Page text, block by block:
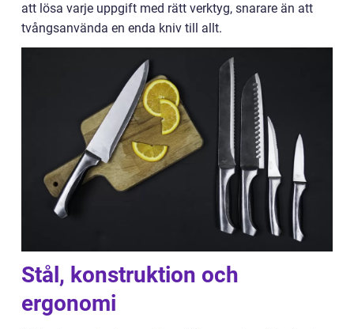
att lösa varje uppgift med rätt verktyg, snarare än att
tvångsanvända en enda kniv till allt.
Stål, konstruktion och
ergonomi